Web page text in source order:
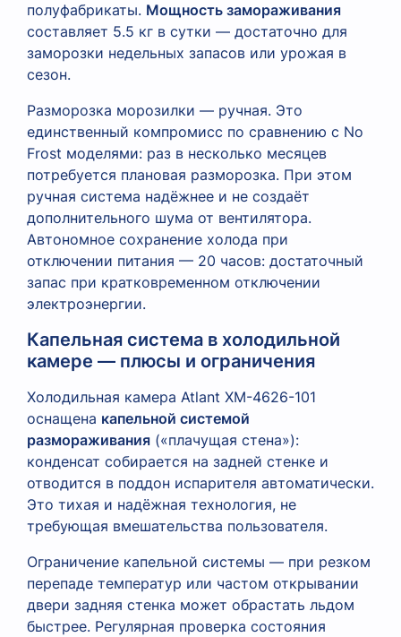
полуфабрикаты. Мощность замораживания
составляет 5.5 кг в сутки — достаточно для
заморозки недельных запасов или урожая в
сезон.
Разморозка морозилки — ручная. Это
единственный компромисс по сравнению с No
Frost моделями: раз в несколько месяцев
потребуется плановая разморозка. При этом
ручная система надёжнее и не создаёт
дополнительного шума от вентилятора.
Автономное сохранение холода при
отключении питания — 20 часов: достаточный
запас при кратковременном отключении
электроэнергии.
Капельная система в холодильной
камере — плюсы и ограничения
Холодильная камера Atlant XM-4626-101
оснащена капельной системой
размораживания («плачущая стена»):
конденсат собирается на задней стенке и
отводится в поддон испарителя автоматически.
Это тихая и надёжная технология, не
требующая вмешательства пользователя.
Ограничение капельной системы — при резком
перепаде температур или частом открывании
двери задняя стенка может обрастать льдом
быстрее. Регулярная проверка состояния